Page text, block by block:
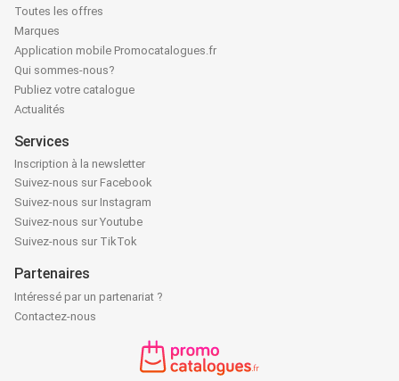
Toutes les offres
Marques
Application mobile Promocatalogues.fr
Qui sommes-nous?
Publiez votre catalogue
Actualités
Services
Inscription à la newsletter
Suivez-nous sur Facebook
Suivez-nous sur Instagram
Suivez-nous sur Youtube
Suivez-nous sur TikTok
Partenaires
Intéressé par un partenariat ?
Contactez-nous